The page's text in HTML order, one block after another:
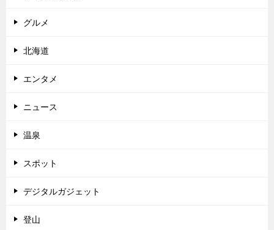
グルメ
北海道
エンタメ
ニュース
温泉
スポット
デジタルガジェット
登山